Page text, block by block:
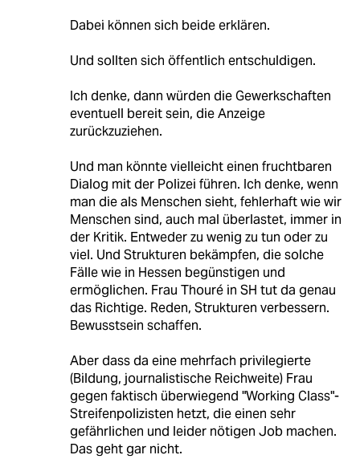
Dabei können sich beide erklären.
Und sollten sich öffentlich entschuldigen.
Ich denke, dann würden die Gewerkschaften
eventuell bereit sein, die Anzeige
zurückzuziehen.
Und man könnte vielleicht einen fruchtbaren
Dialog mit der Polizei führen. Ich denke, wenn
man die als Menschen sieht, fehlerhaft wie wir
Menschen sind, auch mal überlastet, immer in
der Kritik. Entweder zu wenig zu tun oder zu
viel. Und Strukturen bekämpfen, die solche
Fälle wie in Hessen begünstigen und
ermöglichen. Frau Thouré in SH tut da genau
das Richtige. Reden, Strukturen verbessern.
Bewusstsein schaffen.
Aber dass da eine mehrfach privilegierte
(Bildung, journalistische Reichweite) Frau
gegen faktisch überwiegend "Working Class"-
Streifenpolizisten hetzt, die einen sehr
gefährlichen und leider nötigen Job machen.
Das geht gar nicht.